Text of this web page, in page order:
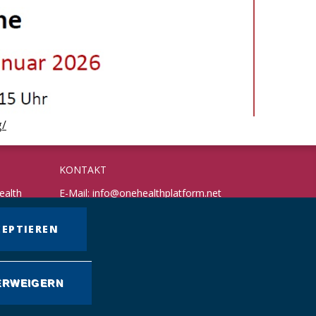
KONTAKT
E-Mail: info@onehealthplatform.net
Website: in Kürze